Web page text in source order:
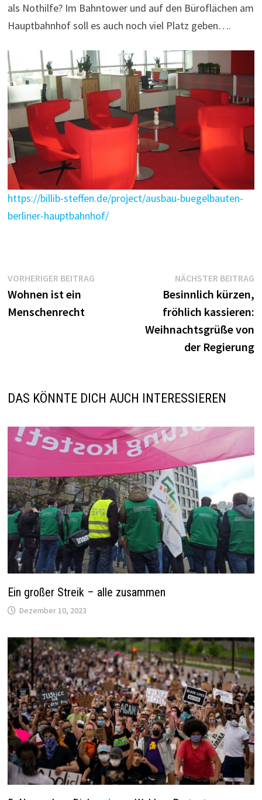
als Nothilfe? Im Bahntower und auf den Büroflächen am
Hauptbahnhof soll es auch noch viel Platz geben….
https://billib-steffen.de/project/ausbau-buegelbauten-
berliner-hauptbahnhof/
Beitragsnavigation
VORHERIGER BEITRAGVorheriger
Wohnen ist ein
Menschenrecht
NÄCHSTER BEITRAG
Besinnlich kürzen,
fröhlich kassieren:
Weihnachtsgrüße von
der Regierung
DAS KÖNNTE DICH AUCH INTERESSIEREN
Ein großer Streik – alle zusammen
Dezember 10, 2023